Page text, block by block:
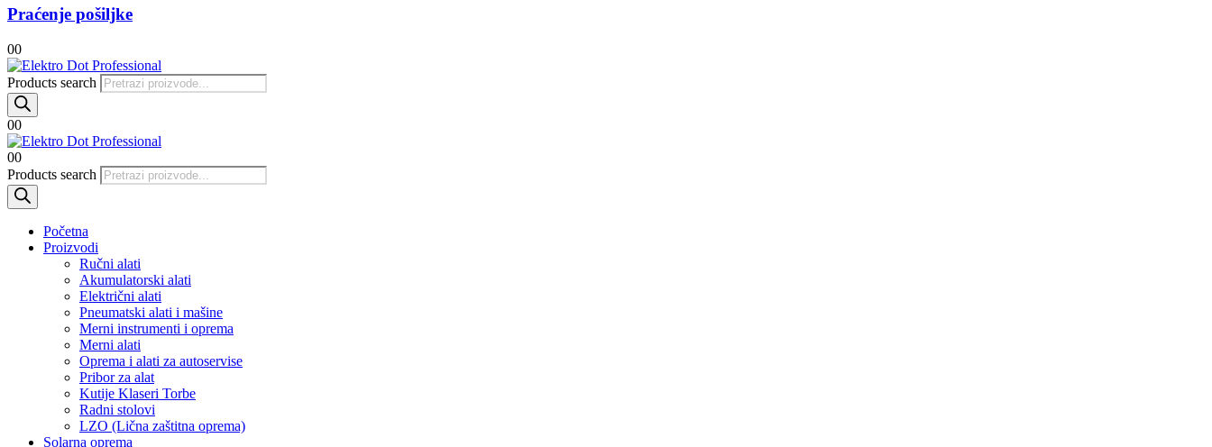
Praćenje pošiljke
00
Products search
00
00
Products search
Početna
Proizvodi
Ručni alati
Akumulatorski alati
Električni alati
Pneumatski alati i mašine
Merni instrumenti i oprema
Merni alati
Oprema i alati za autoservise
Pribor za alat
Kutije Klaseri Torbe
Radni stolovi
LZO (Lična zaštitna oprema)
Solarna oprema